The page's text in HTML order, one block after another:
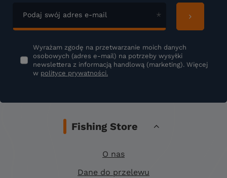
Podaj swój adres e-mail
Wyrażam zgodę na przetwarzanie moich danych
osobowych (adres e-mail) na potrzeby wysyłki
newslettera z informacją handlową (marketing). Więcej
w polityce prywatności.
Fishing Store
O nas
Dane do przelewu